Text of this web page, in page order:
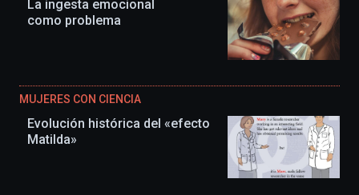
La ingesta emocional
como problema
MUJERES CON CIENCIA
Evolución histórica del «efecto
Matilda»